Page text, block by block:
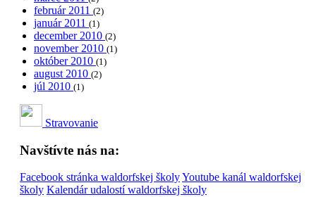
február 2011 (2)
január 2011 (1)
december 2010 (2)
november 2010 (1)
október 2010 (1)
august 2010 (2)
júl 2010 (1)
Stravovanie
Navštívte nás na:
Facebook stránka waldorfskej školyYoutube kanál waldorfskej
školy Kalendár udalostí waldorfskej školy